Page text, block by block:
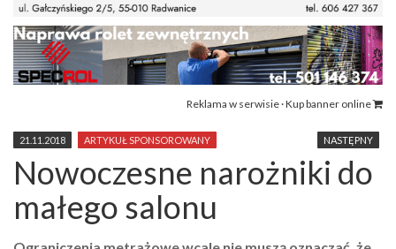
Reklama w serwisie · Kup banner online
NASTĘPNY
21.11.2018 ARTYKUŁ SPONSOROWANY
Nowoczesne narożniki do
małego salonu